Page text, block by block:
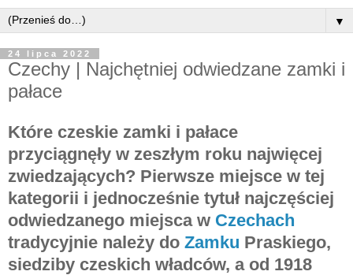
▼
24 lipca 2022
Czechy | Najchętniej odwiedzane zamki i
pałace
Które czeskie zamki i pałace
przyciągnęły w zeszłym roku najwięcej
zwiedzających? Pierwsze miejsce w tej
kategorii i jednocześnie tytuł najczęściej
odwiedzanego miejsca w Czechach
tradycyjnie należy do Zamku Praskiego,
siedziby czeskich władców, a od 1918